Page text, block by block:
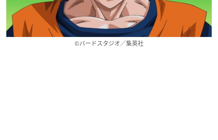
©バードスタジオ／集英社